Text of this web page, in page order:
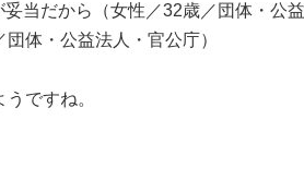
当だから（女性／32歳／団体・公
体・公益法人・官公庁）
ですね。